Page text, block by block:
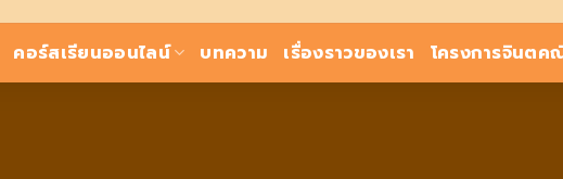
คอร์สเรียนออนไลน์ บทความ เรื่องราวของเรา โครงการจินตค